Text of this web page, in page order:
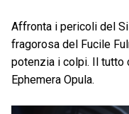
Affronta i pericoli del
fragorosa del Fucile
potenzia i colpi. Il tutto
Ephemera Opula.